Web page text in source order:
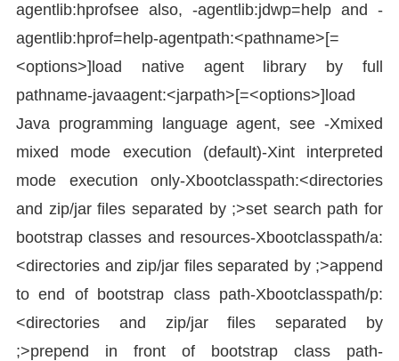
agentlib:hprofsee also, -agentlib:jdwp=help and -
agentlib:hprof=help-agentpath:<pathname>[=
<options>]load native agent library by full
pathname-javaagent:<jarpath>[=<options>]load
Java programming language agent, see -Xmixed
mixed mode execution (default)-Xint interpreted
mode execution only-Xbootclasspath:<directories
and zip/jar files separated by ;>set search path for
bootstrap classes and resources-Xbootclasspath/a:
<directories and zip/jar files separated by ;>append
to end of bootstrap class path-Xbootclasspath/p:
<directories and zip/jar files separated by
;>prepend in front of bootstrap class path-